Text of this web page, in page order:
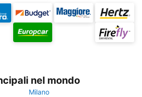
nel mondo
Milano